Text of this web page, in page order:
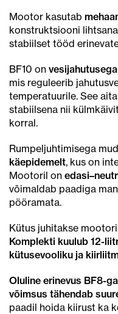
Mootor kasutab
konstruktsiooni
stabiilset tööd
BF10 on
mis reguleerib
temperatuurile. See
stabiilsena nii
korral.
Rumpeljuhtimisega
käepidemelt, kus on
Mootoril on
võimaldab paadiga
pööramata.
Kütus juhitakse
Komplekti kuulub 12-
kütusevooliku ja
Oluline erinevus BF8-
võimsus tähendab
paadil hoida kiirust ka